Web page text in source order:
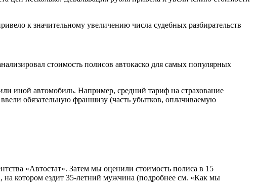
к значительному увеличению числа судебных разбирательств
стоимость полисов автокаско для самых популярных
иной автомобиль. Например, средний тариф на страхование
обязательную франшизу (часть убытков, оплачиваемую
«Автостат». Затем мы оценили стоимость полиса в 15
на котором ездит 35‑летний мужчина (подробнее см. «Как мы